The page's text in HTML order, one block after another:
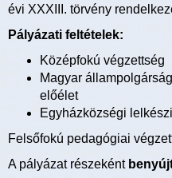
évi XXXIII. törvény
Pályázati feltételek:
Középfokú végzettség
Magyar
előélet
Egyházközségi
Felsőfokú pedagógiai
A pályázat részeként